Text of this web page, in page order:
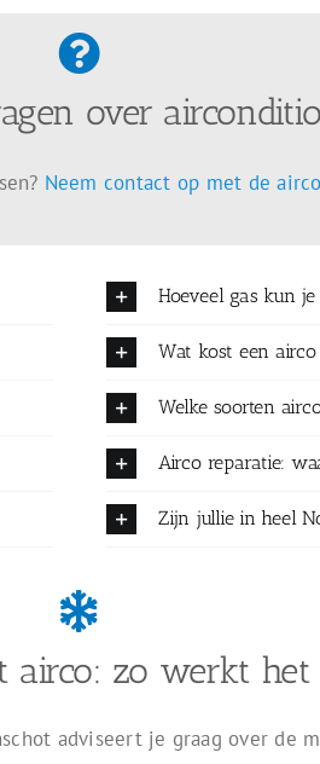
over
Neem contact op met de
Hoeveel gas kun
Wat kost een
Welke soorten
Airco reparatie:
Zijn jullie in heel
airco: zo werkt het
adviseert je graag over de